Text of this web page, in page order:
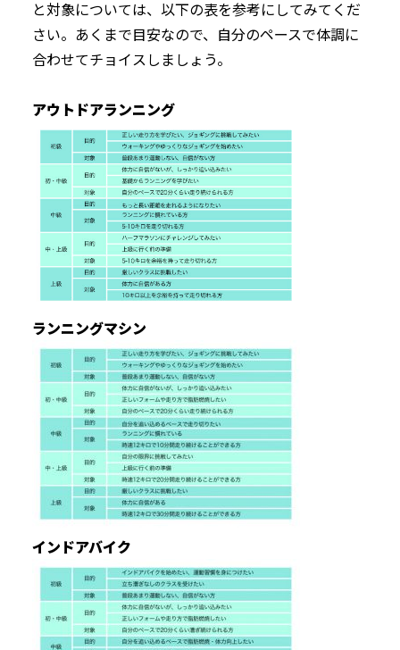
と対象については、以下の表を参考にしてみてくだ
さい。あくまで目安なので、自分のペースで体調に
合わせてチョイスしましょう。
アウトドアランニング
ランニングマシン
インドアバイク